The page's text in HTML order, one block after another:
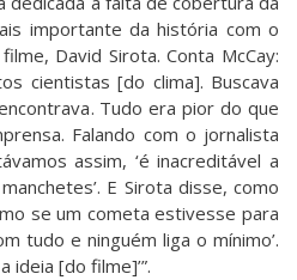
importante da história com o
David Sirota. Conta McCay:
cientistas [do clima]. Buscava
Tudo era pior do que
Falando com o jornalista
assim, ‘é inacreditável a
E Sirota disse, como
se um cometa estivesse para
tudo e ninguém liga o mínimo’.
ideia [do filme]’”.